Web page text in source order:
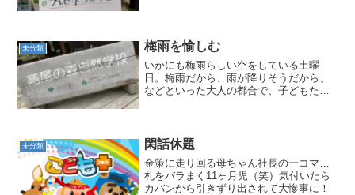
トボトルの上にプレゼ...
未分類 梅雨を愉しむ
いかにも梅雨らしい空をしている土曜
日。梅雨だから、雨が降りそうだから、
などといった大人の都合で、子どもたち
で、何もしていなければ想定...
未分類 閑話休題
金策に走り回る母ちゃん社長の一コマ…
札をバラまく11ヶ月児（笑）気付いたら
カバンから引きずり出されて大惨事に！